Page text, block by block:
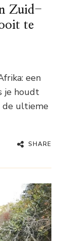
Zuid-
te
een
je houdt
de ultieme
SHARE